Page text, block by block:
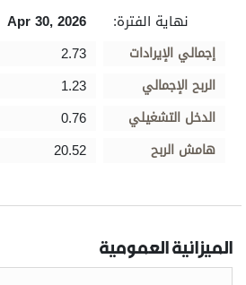
نهاية الفترة: Apr 30, 2026
إجمالي الإيرادات 2.73
الربح الإجمالي 1.23
الدخل التشغيلي 0.76
هامش الربح 20.52
الميزانية العمومية